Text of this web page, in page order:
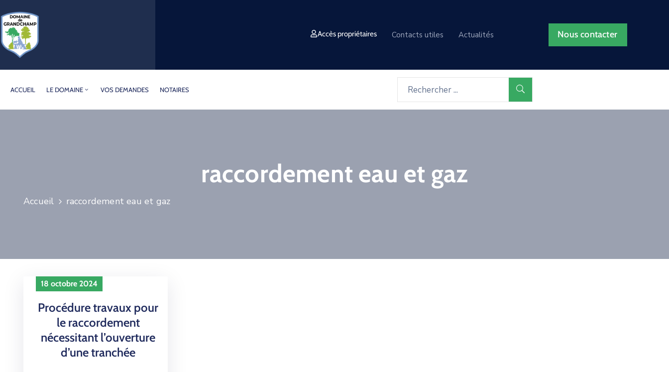
Accès propriétaires Contacts utiles Actualités Nous contacter
ACCUEIL LE DOMAINE VOS DEMANDES NOTAIRES
raccordement eau et gaz
Accueil raccordement eau et gaz
18 octobre 2024
Procédure travaux pour
le raccordement
nécessitant l’ouverture
d’une tranchée